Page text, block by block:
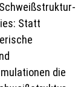
Statt
die